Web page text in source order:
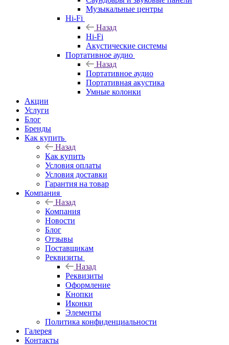
Музыкальные центры
Hi-Fi
Назад
Hi-Fi
Акустические системы
Портативное аудио
Назад
Портативное аудио
Портативная акустика
Умные колонки
Акции
Услуги
Блог
Бренды
Как купить
Назад
Как купить
Условия оплаты
Условия доставки
Гарантия на товар
Компания
Назад
Компания
Новости
Блог
Отзывы
Поставщикам
Реквизиты
Назад
Реквизиты
Оформление
Кнопки
Иконки
Элементы
Политика конфиденциальности
Галерея
Контакты